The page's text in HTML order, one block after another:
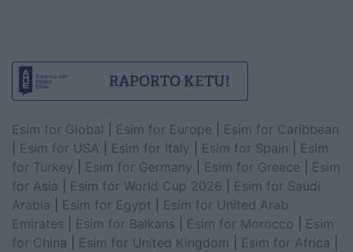
Esim for Global Esim for Europe
Esim for Caribbean
Esim for USA Esim for Italy Esim for Spain
Esim
for Turkey
Esim for Germany Esim for Greece
Esim
for Asia
Esim for World Cup 2026
Esim for Saudi
Arabia
Esim for Egypt
Esim for United Arab
Emirates
Esim for Balkans Esim for Morocco
Esim
for China
Esim for United Kingdom Esim for Africa